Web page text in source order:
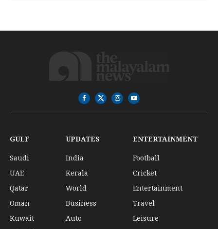
Facebook
X
(Twitter)
InstagramYouTube
GULF
Saudi
UAE
Qatar
Oman
Kuwait
UPDATES
India
Kerala
World
Business
Auto
ENTERTAINMENT
Football
Cricket
Entertainment
Travel
Leisure